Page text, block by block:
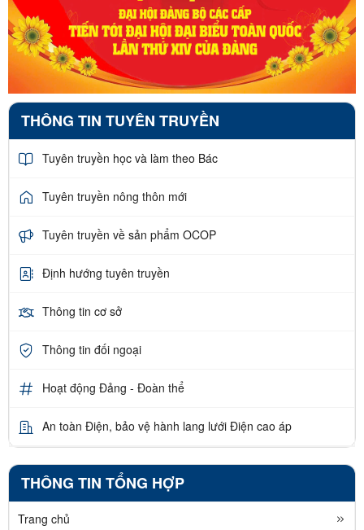
THÔNG TIN TUYÊN TRUYỀN
Tuyên truyền học và làm theo Bác
Tuyên truyền nông thôn mới
Tuyên truyền về sản phẩm OCOP
Định hướng tuyên truyền
Thông tin cơ sở
Thông tin đối ngoại
Hoạt động Đảng - Đoàn thể
An toàn Điện, bảo vệ hành lang lưới Điện cao áp
THÔNG TIN TỔNG HỢP
Trang chủ